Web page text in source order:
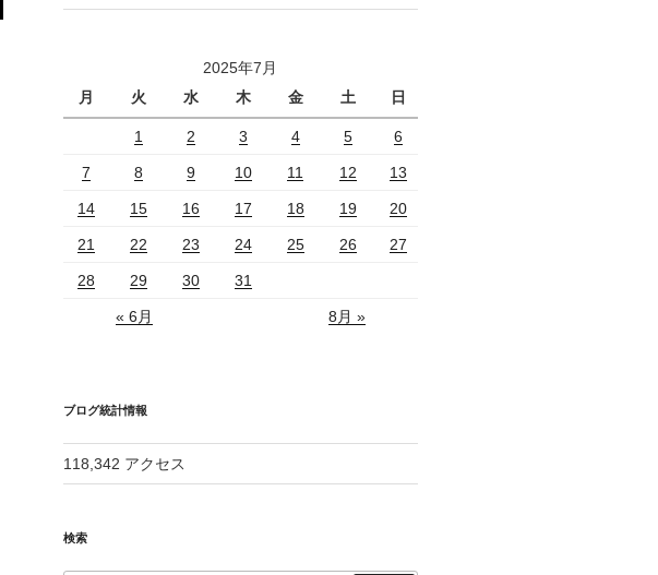
2025年7月
月
火 水 木 金 土 日
1 2 3 4 5 6
7 8 9 10 11 12 13
14 15 16 17 18 19 20
21 22 23 24 25 26 27
28 29 30 31
« 6月 8月 »
ブログ統計情報
118,342 アクセス
検索